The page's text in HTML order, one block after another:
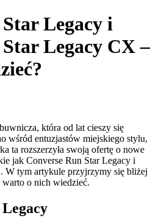
Legacy i
Legacy CX –
która od lat cieszy się
wśród entuzjastów miejskiego stylu,
ta rozszerzyła swoją ofertę o nowe
jak Converse Run Star Legacy i
W tym artykule przyjrzymy się bliżej
o nich wiedzieć.